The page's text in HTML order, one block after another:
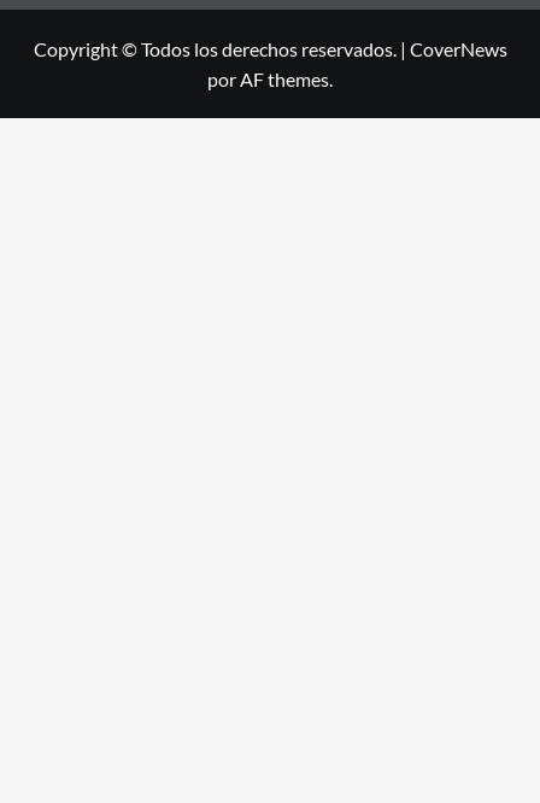
Copyright © Todos los derechos reservados. | CoverNews
por AF themes.